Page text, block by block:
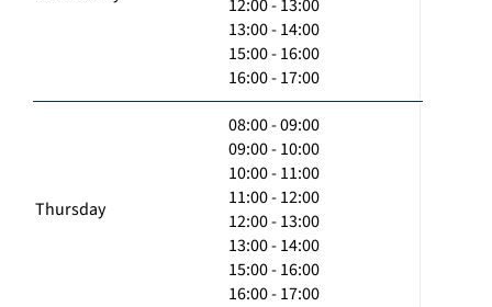
12:00 - 13:00
13:00 - 14:00
15:00 - 16:00
16:00 - 17:00
Thursday
08:00 - 09:00
09:00 - 10:00
10:00 - 11:00
11:00 - 12:00
12:00 - 13:00
13:00 - 14:00
15:00 - 16:00
16:00 - 17:00